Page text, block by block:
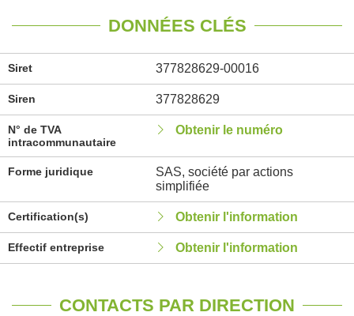
DONNÉES CLÉS
Siret 377828629-00016
Siren 377828629
N° de TVA
intracommunautaire
Obtenir le numéro
Forme juridique
SAS, société par actions
simplifiée
Certification(s) Obtenir l'information
Effectif entreprise Obtenir l'information
CONTACTS PAR DIRECTION